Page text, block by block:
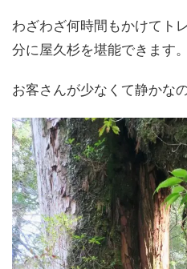
わざわざ何時間もかけてト
分に屋久杉を堪能できます。
お客さんが少なくて静かな